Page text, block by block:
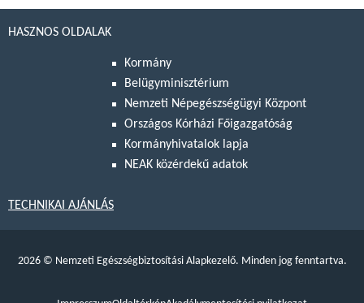
HASZNOS OLDALAK
Kormány
Belügyminisztérium
Nemzeti Népegészségügyi Központ
Országos Kórházi Főigazgatóság
Kormányhivatalok lapja
NEAK közérdekű adatok
TECHNIKAI AJÁNLÁS
2026 © Nemzeti Egészségbiztosítási Alapkezelő. Minden jog fenntartva.